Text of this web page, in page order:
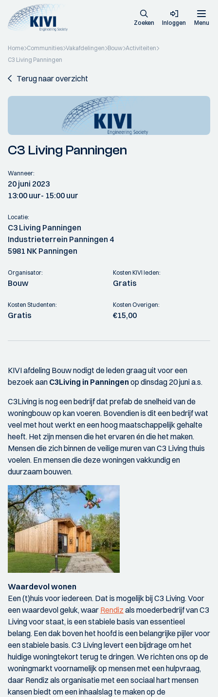
Zoeken Inloggen Menu
Home Communities Vakafdelingen Bouw Activiteiten
C3 Living Panningen
Terug naar overzicht
C3 Living Panningen
Wanneer:
20 juni 2023
13:00 uur- 15:00 uur
Locatie:
C3 Living Panningen
Industrieterrein Panningen 4
5981 NK Panningen
Organisator:
Bouw
Kosten KIVI leden:
Gratis
Kosten Studenten:
Gratis
Kosten Overigen:
€15,00
KIVI afdeling Bouw nodigt de leden graag uit voor een
bezoek aan C3Living in Panningenop dinsdag 20 juni a.s.
C3Living is nog een bedrijf dat prefab de snelheid van de
woningbouw op kan voeren. Bovendien is dit een bedrijf wat
veel met hout werkt en een hoog maatschappelijk gehalte
heeft. Het zijn mensen die het ervaren én die het maken.
Mensen die zich binnen de veilige muren van C3 Living thuis
voelen. En mensen die deze woningen vakkundig en
duurzaam bouwen.
Waardevol wonen
Een (t)huis voor iedereen. Dat is mogelijk bij C3 Living. Voor
een waardevol geluk, waar Rendiz als moederbedrijf van C3
Living voor staat, is een stabiele basis van essentieel
belang. Een dak boven het hoofd is een belangrijke pijler voor
een stabiele basis. C3 Living levert een bijdrage om het
huidige woningtekort terug te dringen. We richten ons op de
woningmarkt voornamelijk op mensen met een hulpvraag,
daar Rendiz als organisatie met een sociaal hart mensen
kansen biedt om een inhaalslag te maken op de